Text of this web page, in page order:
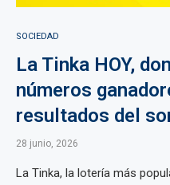
SOCIEDAD
La Tinka HOY,
números
resultados del
28 junio, 2026
La Tinka, la lotería más